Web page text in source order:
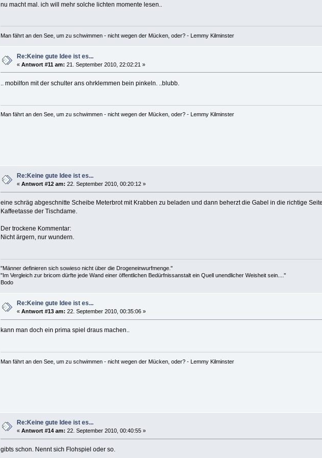
nu macht mal. ich will mehr solche lichten momente lesen..
Man fährt an den See, um zu schwimmen - nicht wegen der Mücken, oder? - Lemmy Kilminster
Re:Keine gute Idee ist es...
«Antwort #11 am: 21. September 2010, 22:02:21 »
.. mobilfon mit der schulter ans ohrklemmen bein pinkeln. ..blubb.
Man fährt an den See, um zu schwimmen - nicht wegen der Mücken, oder? - Lemmy Kilminster
Re:Keine gute Idee ist es...
«Antwort #12 am: 22. September 2010, 00:20:12 »
eine schräg abgeschnitte Scheibe Meterbrot mit Krabben zu beladen und dann beherzt die Gabel in die richtige
Kaffeetasse der Tischdame.
Der trockene Kommentar:
Nicht ärgern, nur wundern.
"Männer definieren sich sowieso nicht über die Drogeneinwurfmenge."
"Im Vergleich zur bricom dürfte jede Wand einer öffentlichen Bedürfnissanstalt ein Quell unendlicher Weisheit sein...."
Bodo
Re:Keine gute Idee ist es...
«Antwort #13 am: 22. September 2010, 00:35:06 »
kann man doch ein prima spiel draus machen..
Man fährt an den See, um zu schwimmen - nicht wegen der Mücken, oder? - Lemmy Kilminster
Re:Keine gute Idee ist es...
«Antwort #14 am: 22. September 2010, 00:40:55 »
gibts schon. Nennt sich Flohspiel oder so.